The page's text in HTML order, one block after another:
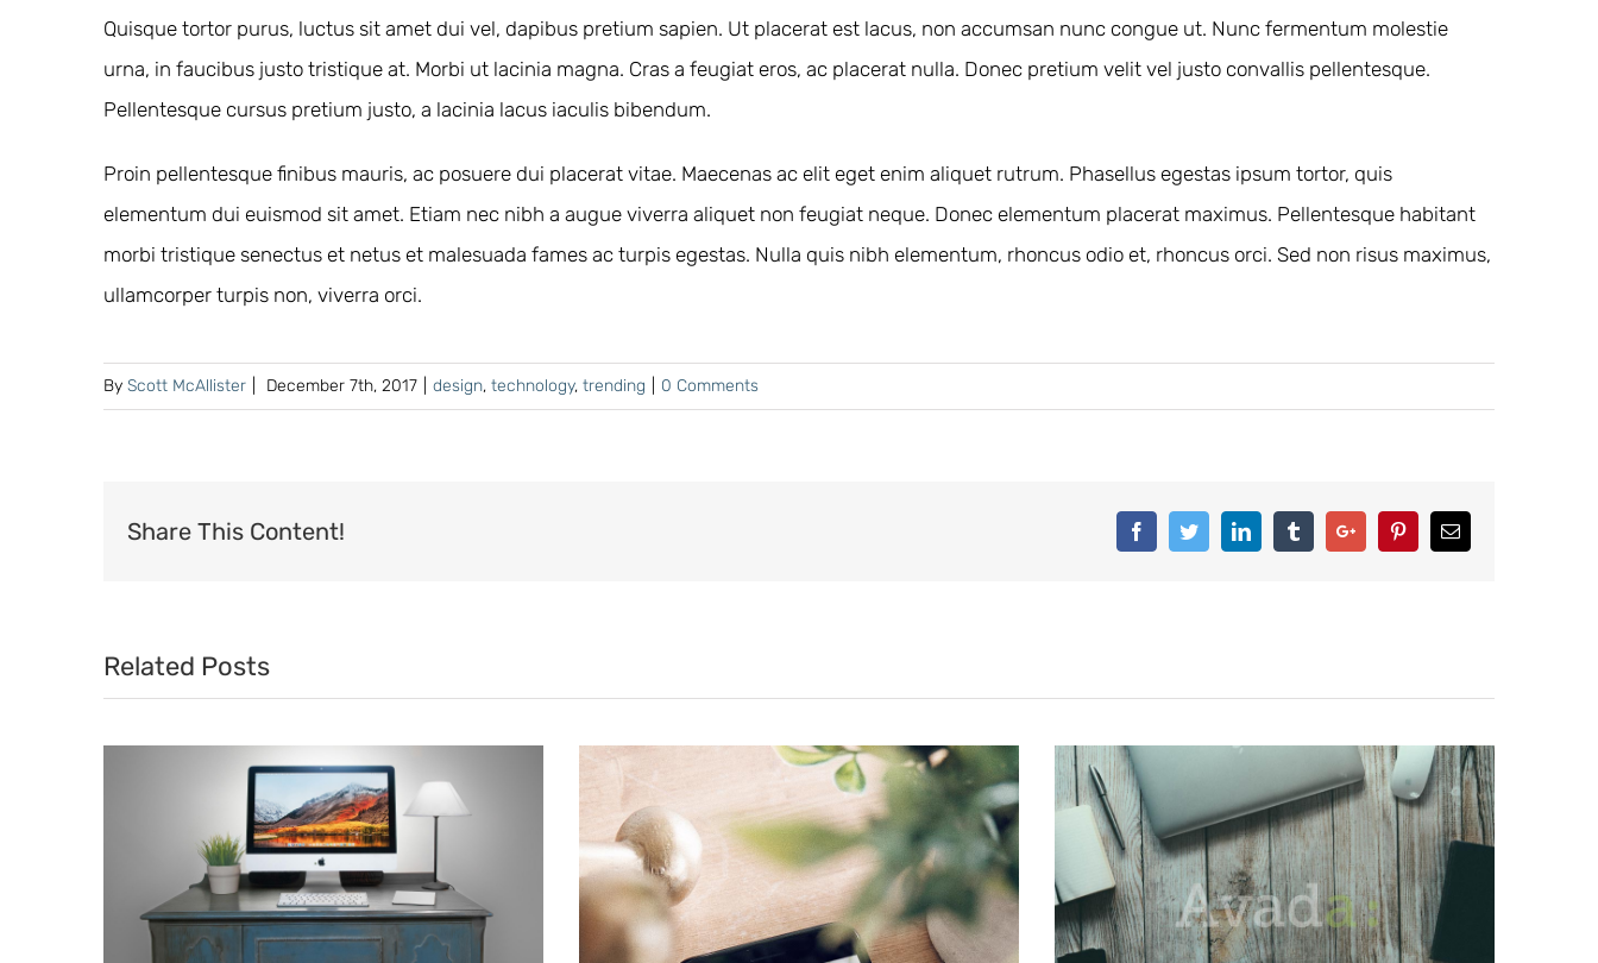
Quisque tortor purus, luctus sit amet dui vel, dapibus pretium sapien. Ut placerat est lacus, non accumsan nunc congue ut. Nunc fermentum molestie
urna, in faucibus justo tristique at. Morbi ut lacinia magna. Cras a feugiat eros, ac placerat nulla. Donec pretium velit vel justo convallis pellentesque.
Pellentesque cursus pretium justo, a lacinia lacus iaculis bibendum.
Proin pellentesque finibus mauris, ac posuere dui placerat vitae. Maecenas ac elit eget enim aliquet rutrum. Phasellus egestas ipsum tortor, quis
elementum dui euismod sit amet. Etiam nec nibh a augue viverra aliquet non feugiat neque. Donec elementum placerat maximus. Pellentesque habitant
morbi tristique senectus et netus et malesuada fames ac turpis egestas. Nulla quis nibh elementum, rhoncus odio et, rhoncus orci. Sed non risus maximus,
ullamcorper turpis non, viverra orci.
By Scott McAllister December 7th, 2017 design, technology, trending 0 Comments
Share This Content! FacebookTwitterLinkedinTumblrGoogle+ PinterestEmail
Related Posts